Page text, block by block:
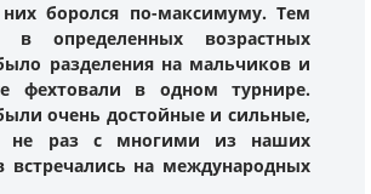
боролся по-максимуму. Тем
в определенных возрастных
разделения на мальчиков и
фехтовали в одном турнире.
очень достойные и сильные,
раз с многими из наших
встречались на международных